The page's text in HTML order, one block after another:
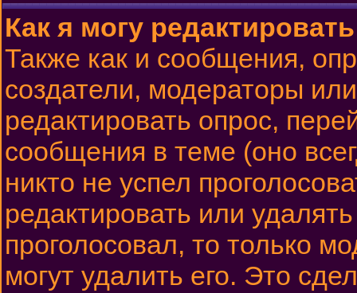
Как я могу
Также как и сообщения,
создатели, модераторы
редактировать опрос,
сообщения в теме (оно
никто не успел
редактировать или
проголосовал, то только
могут удалить его. Это